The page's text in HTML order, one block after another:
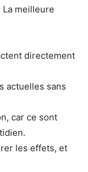
meilleure
directement
actuelles sans
car ce sont
les effets, et